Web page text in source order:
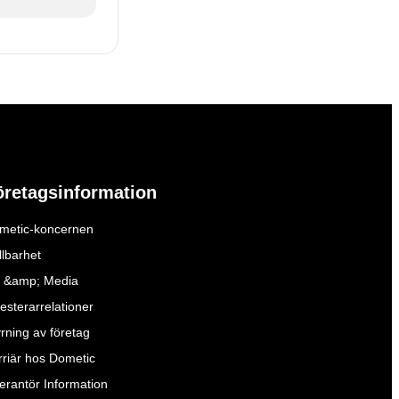
koncernen
&amp; Media
av företag
hos Dometic
Information